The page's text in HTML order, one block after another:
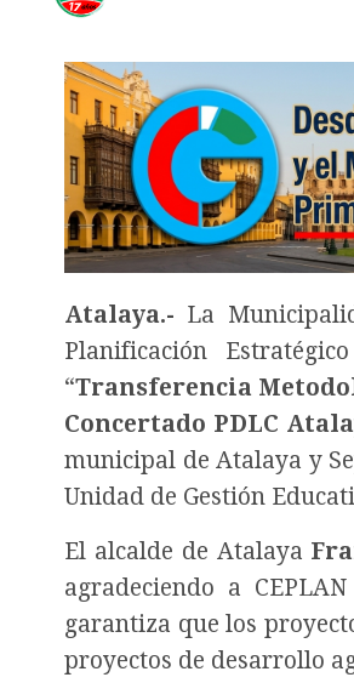
Atalaya.- La
Planificación
“Transferencia
Concertado PDLC
municipal de Atalaya y
Unidad de Gestión
El alcalde de Atalaya
agradeciendo a
garantiza que los
proyectos de desarrollo